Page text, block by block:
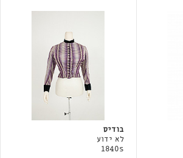
בודיס
לא ידוע
1840s